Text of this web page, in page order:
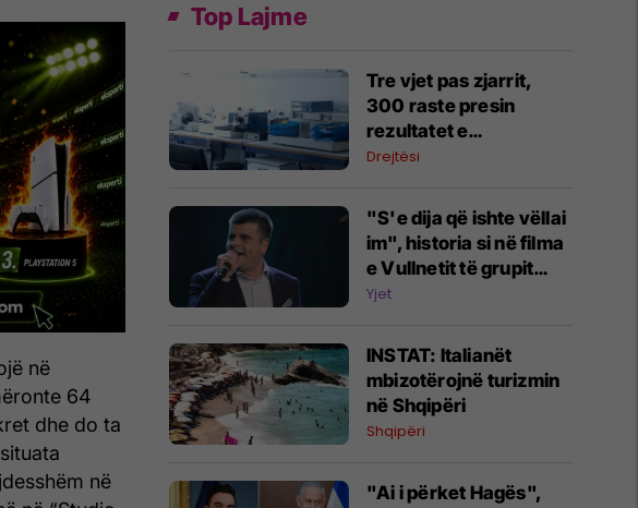
në
64
dhe do ta
në
Top Lajme
Tre vjet pas zjarrit,
300 raste presin
rezultatet e
toksikologjisë në IML
Drejtësi
"S'e dija që ishte vëllai
im", historia si në filma
e Vullnetit të grupit
Marigona - si e mësoi
vitesh që ishin familje
Yjet
INSTAT: Italianët
mbizotërojnë turizmin
në Shqipëri
Shqipëri
"Ai i përket Hagës",